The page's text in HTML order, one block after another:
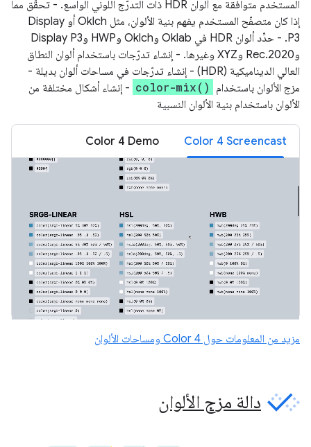
المستخدم متوافقة مع ألوان HDR ذات التدرّج اللوني الواسع. - تحقَّق مما
إذا كان متصفّح المستخدم يفهم بنية الألوان، مثل Oklch أو Display
P3. - حدِّد ألوان HDR في Oklab وOklch وHWP وDisplay P3
وRec.2020 وXYZ وغيرها. - إنشاء تدرّجات باستخدام ألوان النطاق
العالي الديناميكية (HDR) - إنشاء تدرّجات في مساحات ألوان بديلة -
مزج الألوان باستخدام color-mix() - إنشاء أشكال مختلفة من
الألوان باستخدام بنية الألوان النسبية
Color 4 Screencast
Color 4 Demo
مزيد من المعلومات حول Color 4 ومساحات الألوان
دالة مزج الألوان